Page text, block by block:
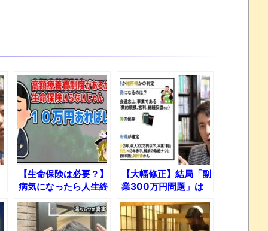
【生命保険は必要？】
病気になったら人生終
了「高額療養費制度」
廃止論争とは？
【大幅修正】結局「副
業300万円問題」は
どうなるのか？新たな
基準「帳簿の有無」と
は？